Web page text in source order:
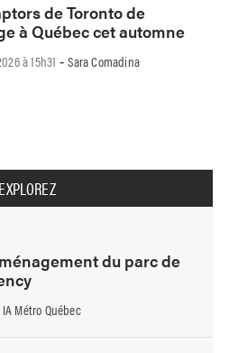
de Toronto de
à Québec cet automne
à 15h31 -Sara Comadina
EXPLOREZ
du parc de
Métro Québec